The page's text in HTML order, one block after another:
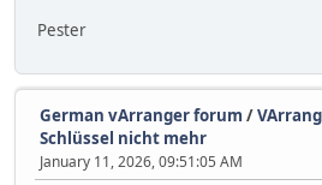
Pester
German vArranger forum /
Schlüssel nicht mehr
January 11, 2026, 09:51:05 AM